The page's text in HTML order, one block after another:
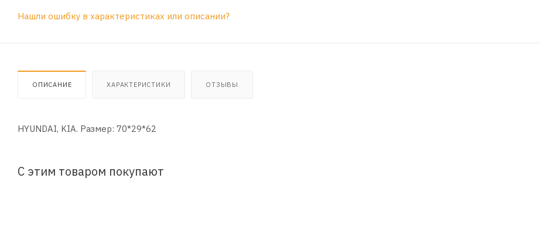
Нашли ошибку в характеристиках или описании?
ОПИСАНИЕ ХАРАКТЕРИСТИКИ ОТЗЫВЫ
HYUNDAI, KIA. Размер: 70*29*62
С этим товаром покупают